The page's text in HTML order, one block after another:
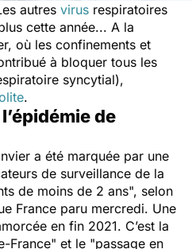
autres virus respiratoires
cette année... A la
où les confinements et
à bloquer tous les
syncytial),
.
de
a été marquée par une
de surveillance de la
de moins de 2 ans", selon
France paru mercredi. Une
en fin 2021. C’est la
France" et le "passage en